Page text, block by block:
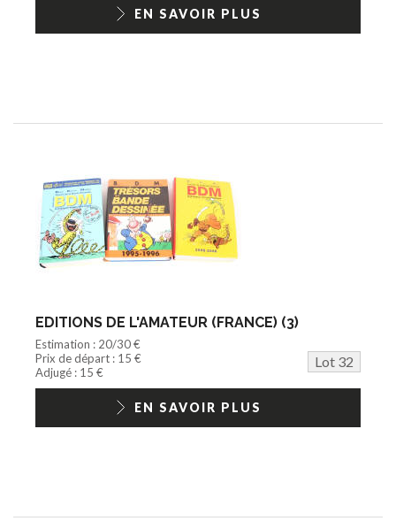
1/18ème moderneEN SAVOIR PLUS
EDITIONS DE L'AMATEUR (FRANCE) (3)
Estimation : 20/30 €
Prix de départ : 15 €
Lot 32
Adjugé : 15 €
EN SAVOIR PLUS